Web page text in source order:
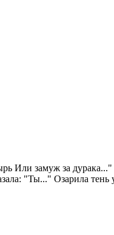
замуж за дурака..."
"Ты..." Озарила